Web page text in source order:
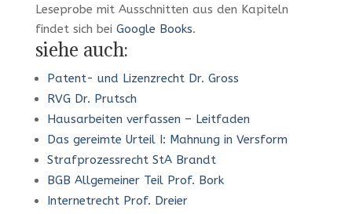
Leseprobe mit Ausschnitten aus den Kapiteln
findet sich bei Google Books.
siehe auch:
Patent- und Lizenzrecht Dr. Gross
RVG Dr. Prutsch
Hausarbeiten verfassen – Leitfaden
Das gereimte Urteil I: Mahnung in Versform
Strafprozessrecht StA Brandt
BGB Allgemeiner Teil Prof. Bork
Internetrecht Prof. Dreier